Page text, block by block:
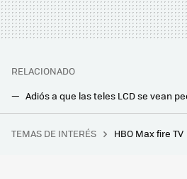
RELACIONADO
TEMAS DE INTERÉS HBO Max fire TV